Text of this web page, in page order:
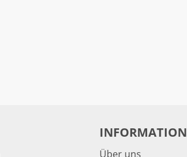
INFORMATION
Über uns